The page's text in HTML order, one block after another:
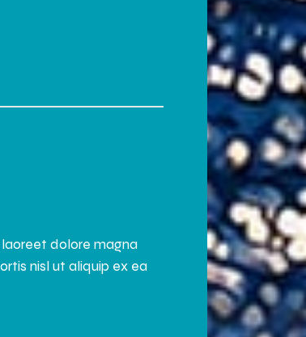
dolore magna
nisl ut aliquip ex ea